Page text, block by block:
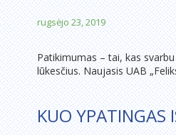
rugsėjo 23, 2019
Patikimumas – tai, kas
lūkesčius. Naujasis UAB
KUO YPATINGAS